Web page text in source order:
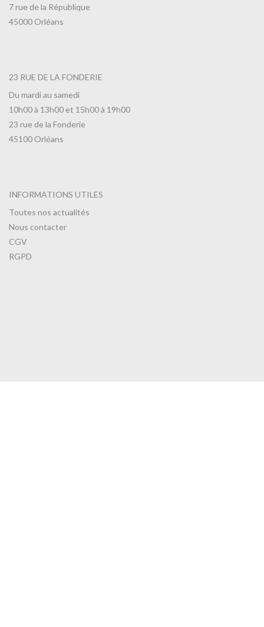
7 rue de la République
45000 Orléans
23 RUE DE LA FONDERIE
Du mardi au samedi
10h00 à 13h00 et 15h00 à 19h00
23 rue de la Fonderie
45100 Orléans
INFORMATIONS UTILES
Toutes nos actualités
Nous contacter
CGV
RGPD